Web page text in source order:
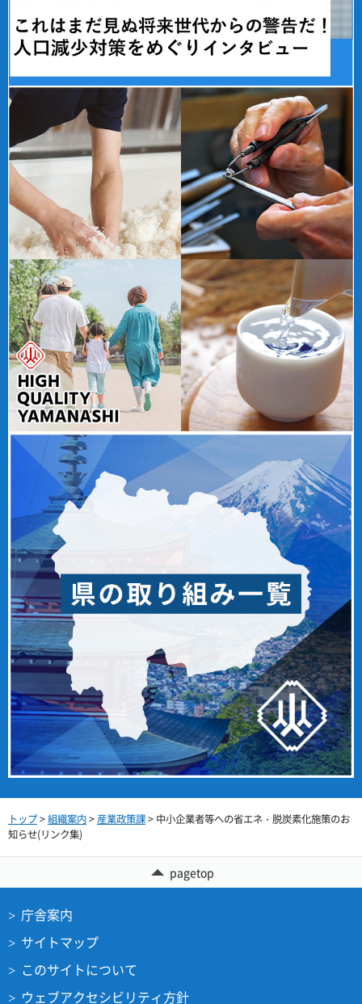
トップ>組織案内>産業政策課> 中小企業者等への省エネ・脱炭素化施策のお
知らせ(リンク集)
pagetop
庁舎案内
サイトマップ
このサイトについて
ウェブアクセシビリティ方針